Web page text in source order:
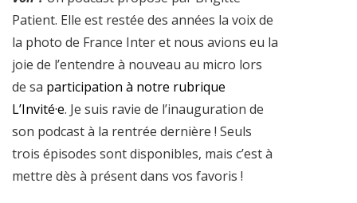
Patient. Elle est restée des années la voix de
la photo de France Inter et nous avions eu la
joie de l’entendre à nouveau au micro lors
de sa participation à notre rubrique
L’Invité·e. Je suis ravie de l’inauguration de
son podcast à la rentrée dernière ! Seuls
trois épisodes sont disponibles, mais c’est à
mettre dès à présent dans vos favoris !